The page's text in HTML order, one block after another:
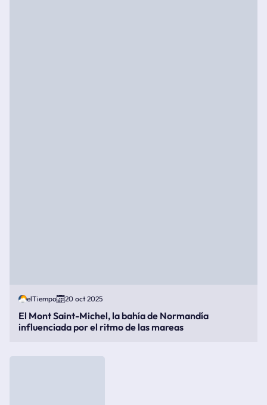
elTiempo 20 oct 2025
El Mont Saint-Michel, la bahía de Normandía
influenciada por el ritmo de las mareas